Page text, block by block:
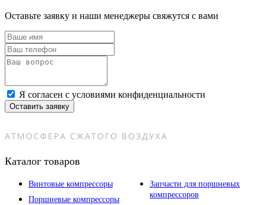
Оставьте заявку и наши менеджеры свяжутся с вами
Я согласен с условиями конфиденциальности
Оставить заявку
Каталог товаров
Винтовые компрессоры
Поршневые компрессоры
Запчасти для поршневых
компрессоров